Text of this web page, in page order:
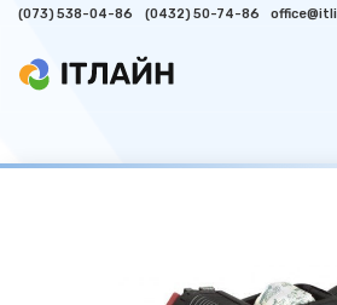
(073) 538-04-86 (0432) 50-74-86